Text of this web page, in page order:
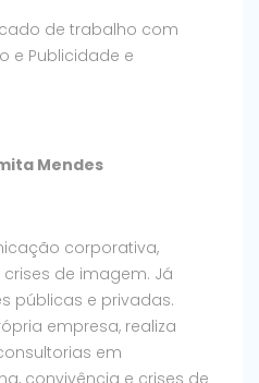
de trabalho com
e Publicidade e
Mendes
corporativa,
de imagem. Já
públicas e privadas.
empresa, realiza
em